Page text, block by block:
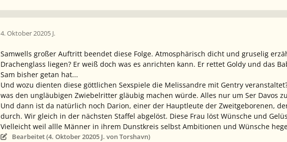
4. Oktober 20205 J.
Samwells großer Auftritt beendet diese Folge. Atmosphärisch dicht und gruselig
Drachenglass liegen? Er weiß doch was es anrichten kann. Er rettet Goldy und das
Sam bisher getan hat...
Und wozu dienten diese göttlichen Sexspiele die Melissandre mit Gentry
was den ungläubigen Zwiebelritter gläubig machen würde. Alles nur um Ser Davos
Und dann ist da natürlich noch Darion, einer der Hauptleute der Zweitgeborenen,
durch. Wir gleich in der nächsten Staffel abgelöst. Diese Frau löst Wünsche und
Vielleicht weil allle Männer in ihrem Dunstkreis selbst Ambitionen und Wünsche
Bearbeitet (4. Oktober 20205 J. von Torshavn)